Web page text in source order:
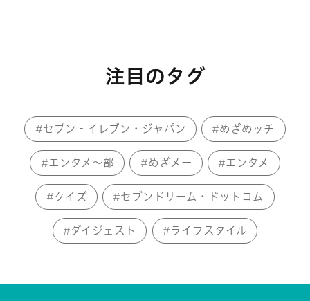
注目のタグ
セブン‐イレブン・ジャパン めざめッチ
エンタメ～部 めざメー エンタメ
クイズ セブンドリーム・ドットコム
ダイジェスト ライフスタイル